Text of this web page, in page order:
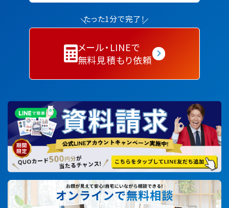
たった1分で完了！
メール・LINEで
無料見積もり依頼